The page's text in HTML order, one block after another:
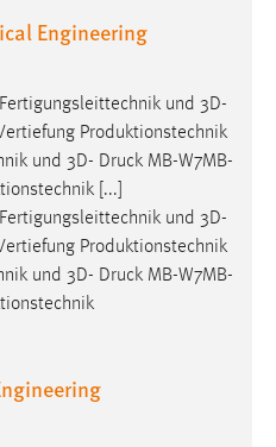
Engineering
und 3D-
Produktionstechnik
und 3D- Druck MB-W7MB-
[...]
und 3D-
Produktionstechnik
und 3D- Druck MB-W7MB-